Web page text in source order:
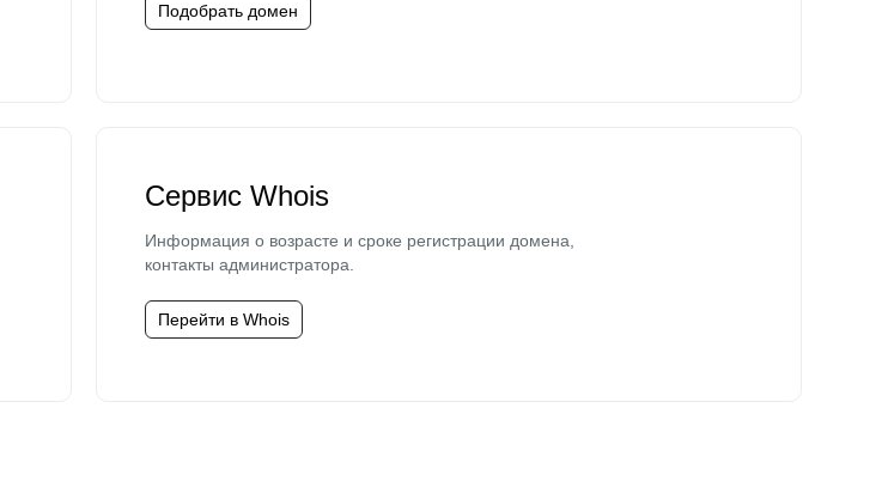
Подобрать домен
Сервис Whois
Информация о возрасте и сроке регистрации домена,
контакты администратора.
Перейти в Whois